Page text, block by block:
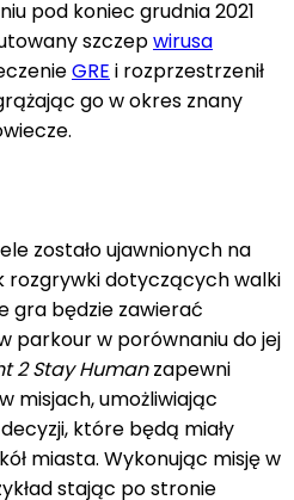
pod koniec grudnia 2021
szczepwirusa
GRE i rozprzestrzenił
go w okres znany
zostało ujawnionych na
dotyczących walki
gra będzie zawierać
parkour w porównaniu do jej
2 Stay Humanzapewni
misjach, umożliwiając
które będą miały
miasta. Wykonując misję w
stając po stronie